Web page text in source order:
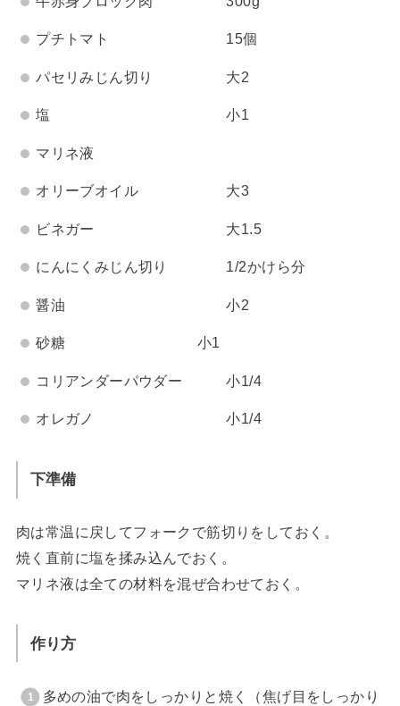
プチトマト 15個
パセリみじん切り 大2
塩 小1
マリネ液
オリーブオイル 大3
ビネガー 大1.5
にんにくみじん切り 1/2かけら分
醤油 小2
砂糖 小1
コリアンダーパウダー 小1/4
オレガノ 小1/4
下準備
肉は常温に戻してフォークで筋切りをしておく。
焼く直前に塩を揉み込んでおく。
マリネ液は全ての材料を混ぜ合わせておく。
作り方
多めの油で肉をしっかりと焼く（焦げ目をしっかり